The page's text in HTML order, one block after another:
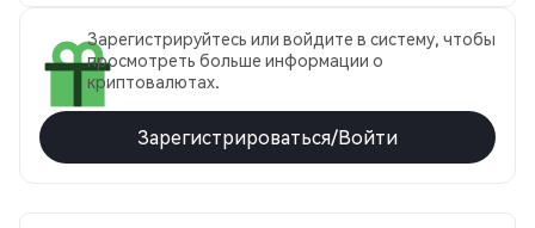
Зарегистрируйтесь или войдите в систему, чтобы
просмотреть больше информации о
криптовалютах.
Зарегистрироваться/Войти